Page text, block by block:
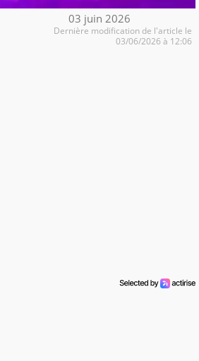
03 juin 2026
Dernière modification de l'article le
03/06/2026 à 12:06